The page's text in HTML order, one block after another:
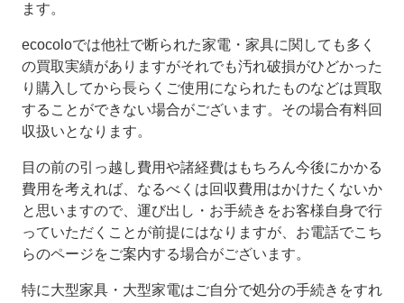
ます。
ecocoloでは他社で断られた家電・家具に関しても多く
の買取実績がありますがそれでも汚れ破損がひどかった
り購入してから長らくご使用になられたものなどは買取
することができない場合がございます。その場合有料回
収扱いとなります。
目の前の引っ越し費用や諸経費はもちろん今後にかかる
費用を考えれば、なるべくは回収費用はかけたくないか
と思いますので、運び出し・お手続きをお客様自身で行
っていただくことが前提にはなりますが、お電話でこち
らのページをご案内する場合がございます。
特に大型家具・大型家電はご自分で処分の手続きをすれ